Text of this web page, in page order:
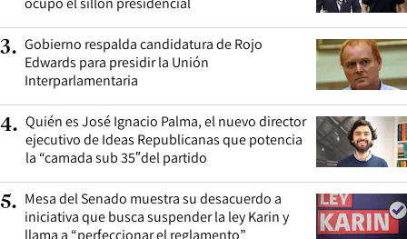
3. Gobierno respalda candidatura de Rojo
Edwards para presidir la Unión
Interparlamentaria
4. Quién es José Ignacio Palma, el nuevo director
ejecutivo de Ideas Republicanas que potencia
la “camada sub 35″del partido
5. Mesa del Senado muestra su desacuerdo a
iniciativa que busca suspender la ley Karin y
llama a “perfeccionar el reglamento”